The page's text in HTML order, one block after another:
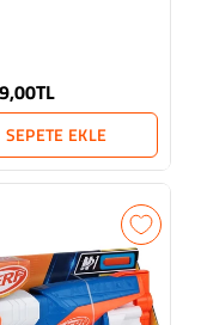
SEPETE EKLE